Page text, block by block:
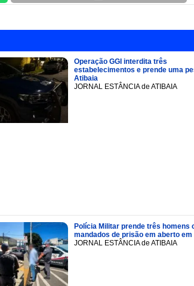
Operação GGI interdita três
estabelecimentos e prende uma
Atibaia
JORNAL ESTÂNCIA de ATIBAIA
Polícia Militar prende três homens
mandados de prisão em aberto em
JORNAL ESTÂNCIA de ATIBAIA